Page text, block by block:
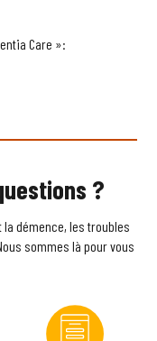
Care »:
?
démence, les troubles
sommes là pour vous